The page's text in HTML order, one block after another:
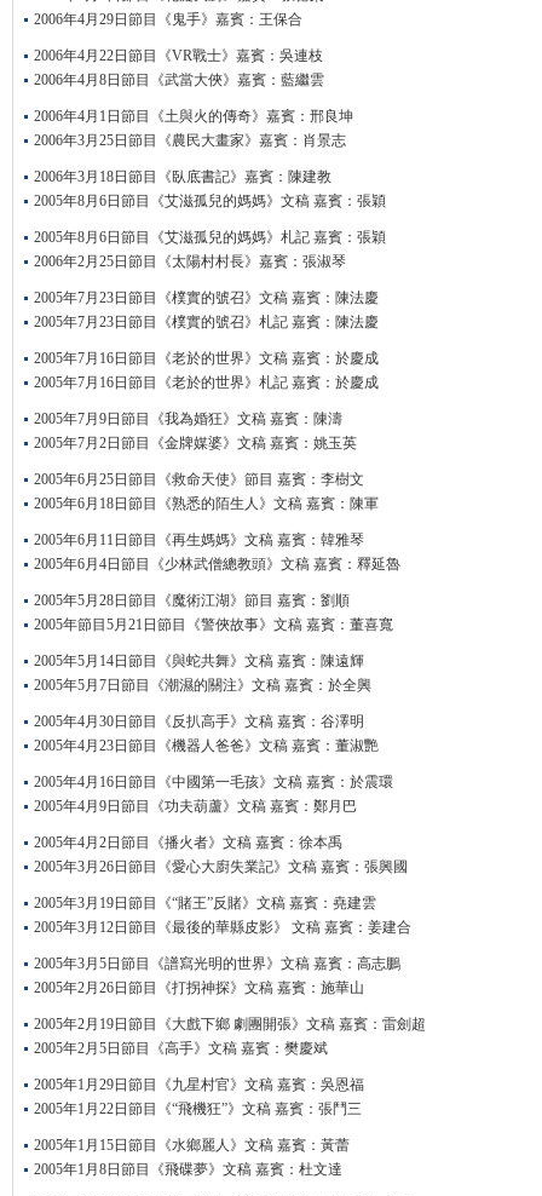
2006年4月29日節目《鬼手》嘉賓：王保合
2006年4月22日節目《VR戰士》嘉賓：吳連枝
2006年4月8日節目《武當大俠》嘉賓：藍繼雲
2006年4月1日節目《土與火的傳奇》嘉賓：邢良坤
2006年3月25日節目《農民大畫家》嘉賓：肖景志
2006年3月18日節目《臥底書記》嘉賓：陳建教
2005年8月6日節目《艾滋孤兒的媽媽》文稿 嘉賓：張穎
2005年8月6日節目《艾滋孤兒的媽媽》札記 嘉賓：張穎
2006年2月25日節目《太陽村村長》嘉賓：張淑琴
2005年7月23日節目《樸實的號召》文稿 嘉賓：陳法慶
2005年7月23日節目《樸實的號召》札記 嘉賓：陳法慶
2005年7月16日節目《老於的世界》文稿 嘉賓：於慶成
2005年7月16日節目《老於的世界》札記 嘉賓：於慶成
2005年7月9日節目《我為婚狂》文稿 嘉賓：陳濤
2005年7月2日節目《金牌媒婆》文稿 嘉賓：姚玉英
2005年6月25日節目《救命天使》節目 嘉賓：李樹文
2005年6月18日節目《熟悉的陌生人》文稿 嘉賓：陳軍
2005年6月11日節目《再生媽媽》文稿 嘉賓：韓雅琴
2005年6月4日節目《少林武僧總教頭》文稿 嘉賓：釋延魯
2005年5月28日節目《魔術江湖》節目 嘉賓：劉順
2005年節目5月21日節目《警俠故事》文稿 嘉賓：董喜寬
2005年5月14日節目《與蛇共舞》文稿 嘉賓：陳遠輝
2005年5月7日節目《潮濕的關注》文稿 嘉賓：於全興
2005年4月30日節目《反扒高手》文稿 嘉賓：谷澤明
2005年4月23日節目《機器人爸爸》文稿 嘉賓：董淑艷
2005年4月16日節目《中國第一毛孩》文稿 嘉賓：於震環
2005年4月9日節目《功夫葫蘆》文稿 嘉賓：鄭月巴
2005年4月2日節目《播火者》文稿 嘉賓：徐本禹
2005年3月26日節目《愛心大廚失業記》文稿 嘉賓：張興國
2005年3月19日節目《“賭王”反賭》文稿 嘉賓：堯建雲
2005年3月12日節目《最後的華縣皮影》 文稿 嘉賓：姜建合
2005年3月5日節目《譜寫光明的世界》文稿 嘉賓：高志鵬
2005年2月26日節目《打拐神探》文稿 嘉賓：施華山
2005年2月19日節目《大戲下鄉 劇團開張》文稿 嘉賓：雷劍超
2005年2月5日節目《高手》文稿 嘉賓：樊慶斌
2005年1月29日節目《九星村官》文稿 嘉賓：吳恩福
2005年1月22日節目《“飛機狂”》文稿 嘉賓：張鬥三
2005年1月15日節目《水鄉麗人》文稿 嘉賓：黃蕾
2005年1月8日節目《飛碟夢》文稿 嘉賓：杜文達